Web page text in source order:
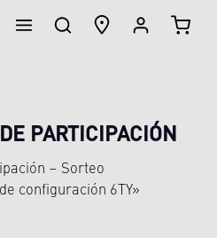
EL
PARTICIPACIÓN
– Sorteo
configuración 6TY»